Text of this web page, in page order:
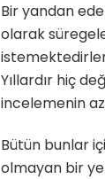
Bir yandan
olarak
Yıllardır hiç
incelemenin
Bütün bunlar
olmayan bir